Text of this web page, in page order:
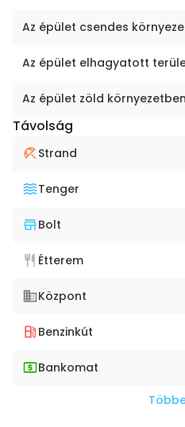
Az épület csendes
Az épület elhagyatott
Az épület zöld
Távolság
Strand
Tenger
Bolt
Étterem
Központ
Benzinkút
Bankomat